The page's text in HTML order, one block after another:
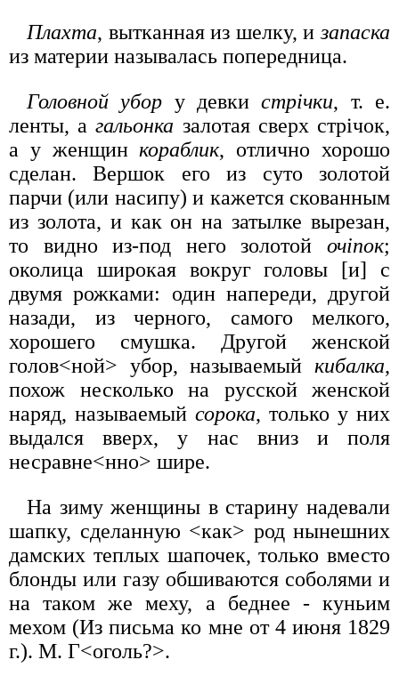
Плахта, вытканная из шелку, изапаска
из материи называлась попередница.
Головной убор у девкистрічки, т. е.
ленты, агальонка залотая сверх стрічок,
а у женщин кораблик, отлично хорошо
сделан. Вершок его из суто золотой
парчи (или насипу) и кажется скованным
из золота, и как он на затылке вырезан,
то видно из-под него золотой очіпок;
околица широкая вокруг головы [и] с
двумя рожками: один напереди, другой
назади, из черного, самого мелкого,
хорошего смушка. Другой женской
голов<ной> убор, называемый кибалка,
похож несколько на русской женской
наряд, называемый сорока, только у них
выдался вверх, у нас вниз и поля
несравне<нно> шире.
На зиму женщины в старину надевали
шапку, сделанную <как> род нынешних
дамских теплых шапочек, только вместо
блонды или газу обшиваются соболями и
на таком же меху, а беднее - куньим
мехом (Из письма ко мне от 4 июня 1829
г.). М. Г<оголь?>.